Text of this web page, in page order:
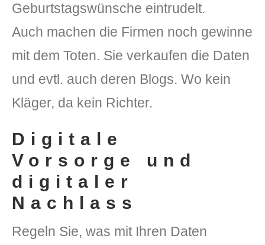
Geburtstagswünsche eintrudelt.
Auch machen die Firmen noch gewinne
mit dem Toten. Sie verkaufen die Daten
und evtl. auch deren Blogs. Wo kein
Kläger, da kein Richter.
Digitale
Vorsorge und
digitaler
Nachlass
Regeln Sie, was mit Ihren Daten